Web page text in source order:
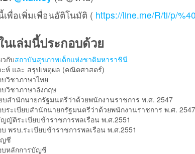
เพื่อเพิ่มเพื่อนอัติโนมัติ ( https://line.me/R/ti/p/
นเล่มนี้ประกอบด้วย
วกับสถาบันสุขภาพเด็กแห่งชาติมหาราชินี
ะห์ และ สรุปเหตุผล (คณิตศาสตร์)
วิชาภาษาไทย
วิชาภาษาอังกฤษ
บสำนักนายกรัฐมนตรีว่าด้วยพนักงานราชการ พ.ศ. 2547
ระเบียบสำนักนายกรัฐมนตรีว่าด้วยพนักงานราชการ พ.ศ. 2547
ญัติระเบียบข้าราชการพลเรือน พ.ศ.2551
พรบ.ระเบียบข้าราชการพลเรือน พ.ศ.2551
ญชี
หลักการบัญชี